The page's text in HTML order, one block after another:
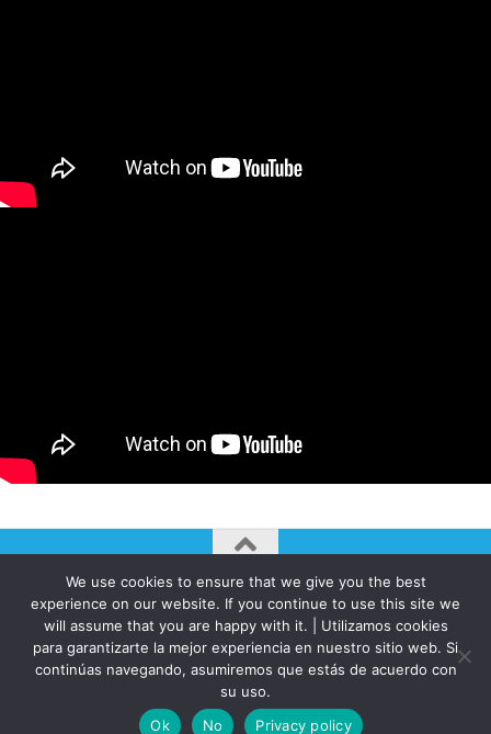
AUTOGIRO/el giro del arte actual © JAVIER MARTINEZ 2026. All
Rights Reserved.
Funciona con - Diseñado con elTema Hueman
We use cookies to ensure that we give you the best
experience on our website. If you continue to use this site we
will assume that you are happy with it. | Utilizamos cookies
para garantizarte la mejor experiencia en nuestro sitio web. Si
continúas navegando, asumiremos que estás de acuerdo con
su uso.
Ok
No Privacy policy